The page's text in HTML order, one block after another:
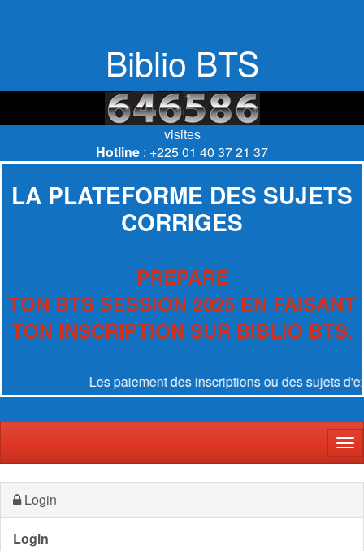
Biblio BTS
visites
Hotline : +225 01 40 37 21 37
LA PLATEFORME DES SUJETS
CORRIGES
PREPARE
TON BTS SESSION 2025 EN FAISANT
TON INSCRIPTION SUR BIBLIO BTS.
Les paiement des inscriptions ou des sujets
Login
Login